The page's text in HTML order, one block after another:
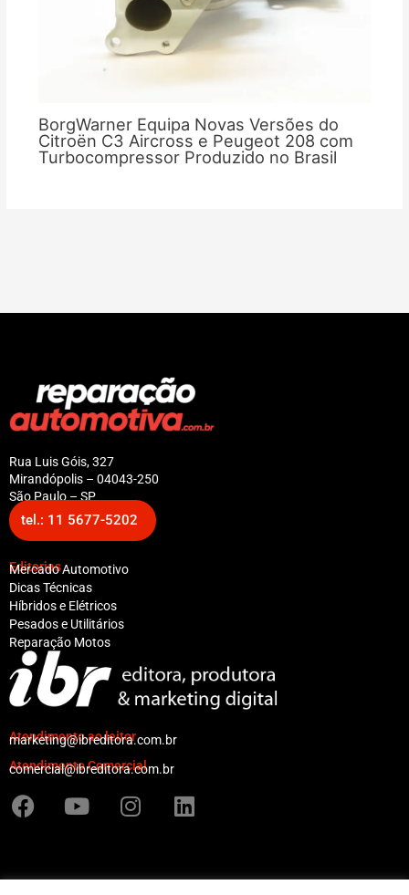
BorgWarner Equipa Novas Versões do
Citroën C3 Aircross e Peugeot 208 com
Turbocompressor Produzido no Brasil
Rua Luis Góis, 327
Mirandópolis – 04043-250
São Paulo – SP
tel.: 11 5677-5202
Editorias
Mercado Automotivo
Dicas Técnicas
Híbridos e Elétricos
Pesados e Utilitários
Reparação Motos
Atendimento ao leitor
marketing@ibreditora.com.br
Atendimento Comercial
comercial@ibreditora.com.br
F
a
b
Y
o
u
I
n
a
L
i
e